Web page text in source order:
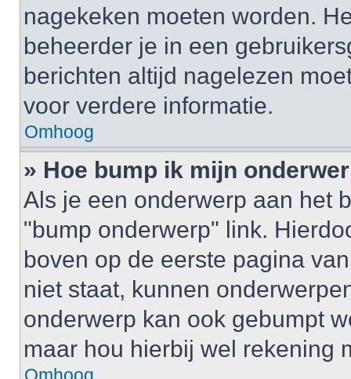
nagekeken moeten worden.
beheerder je in een
berichten altijd nagelezen
voor verdere informatie.
Omhoog
» Hoe bump ik mijn
Als je een onderwerp aan het
"bump onderwerp" link.
boven op de eerste pagina
niet staat, kunnen
onderwerp kan ook gebumpt
maar hou hierbij wel rekening